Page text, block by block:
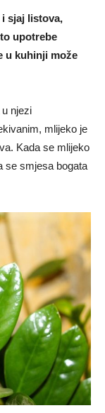
sjaj listova,
upotrebe
u kuhinji može
njezi
mlijeko je
Kada se mlijeko
se smjesa bogata